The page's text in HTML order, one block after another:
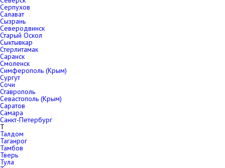
Серпухов
Салават
Сызрань
Северодвинск
Старый Оскол
Сыктывкар
Стерлитамак
Саранск
Смоленск
Симферополь (Крым)
Сургут
Сочи
Ставрополь
Севастополь (Крым)
Саратов
Самара
Санкт-Петербург
Т
Талдом
Таганрог
Тамбов
Тверь
Тула